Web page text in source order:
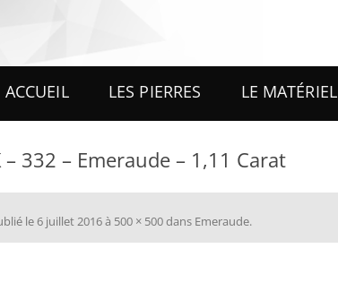
ACCUEIL LES PIERRES
MINÉRAUX & CRISTAUX
LE MATÉRIEL
– 332 – Emeraude – 1,11 Carat
le6 juillet 2016à 500 × 500dans Emeraude.